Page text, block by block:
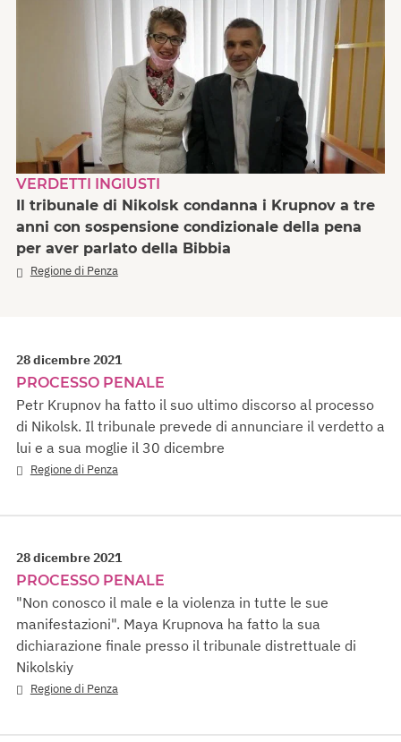
VERDETTI INGIUSTI
Il tribunale di Nikolsk condanna i Krupnov a tre
anni con sospensione condizionale della pena
per aver parlato della Bibbia
Regione di Penza
28 dicembre 2021
PROCESSO PENALE
Petr Krupnov ha fatto il suo ultimo discorso al processo
di Nikolsk. Il tribunale prevede di annunciare il verdetto a
lui e a sua moglie il 30 dicembre
Regione di Penza
28 dicembre 2021
PROCESSO PENALE
"Non conosco il male e la violenza in tutte le sue
manifestazioni". Maya Krupnova ha fatto la sua
dichiarazione finale presso il tribunale distrettuale di
Nikolskiy
Regione di Penza